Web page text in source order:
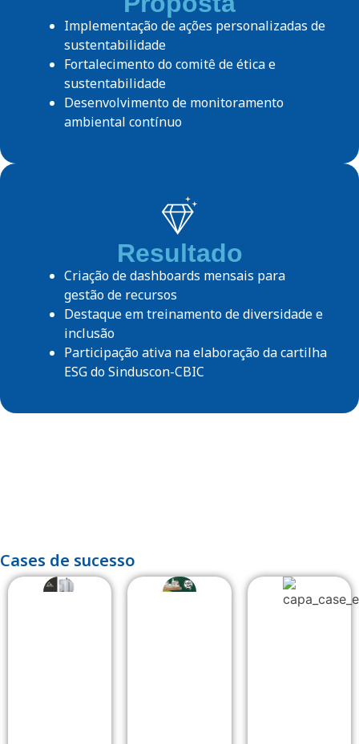
Implementação de ações personalizadas de
sustentabilidade
Fortalecimento do comitê de ética e
sustentabilidade
Desenvolvimento de monitoramento
ambiental contínuo
Resultado
Criação de dashboards mensais para
gestão de recursos
Destaque em treinamento de diversidade e
inclusão
Participação ativa na elaboração da cartilha
ESG do Sinduscon-CBIC
Cases de sucesso